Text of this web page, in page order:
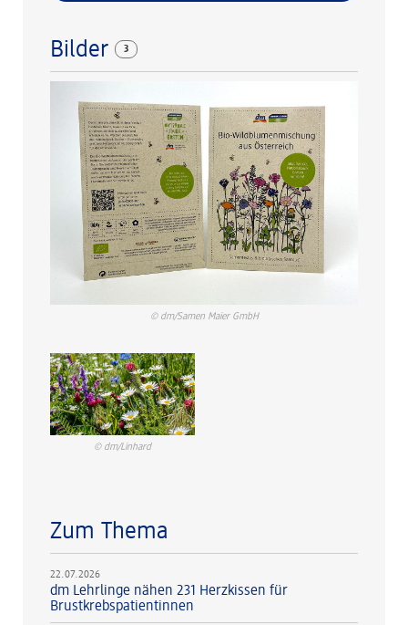
Bilder 3
© dm/Samen Maier GmbH
© dm/Linhard
Zum Thema
22.07.2026
dm Lehrlinge nähen 231 Herzkissen für
Brustkrebspatientinnen